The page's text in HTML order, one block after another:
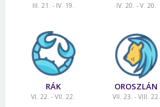
III. 21. - IV. 19. IV. 20. - V. 20.
RÁK
VI. 22. - VII. 22.
OROSZLÁN
VII. 23. - VIII. 22.